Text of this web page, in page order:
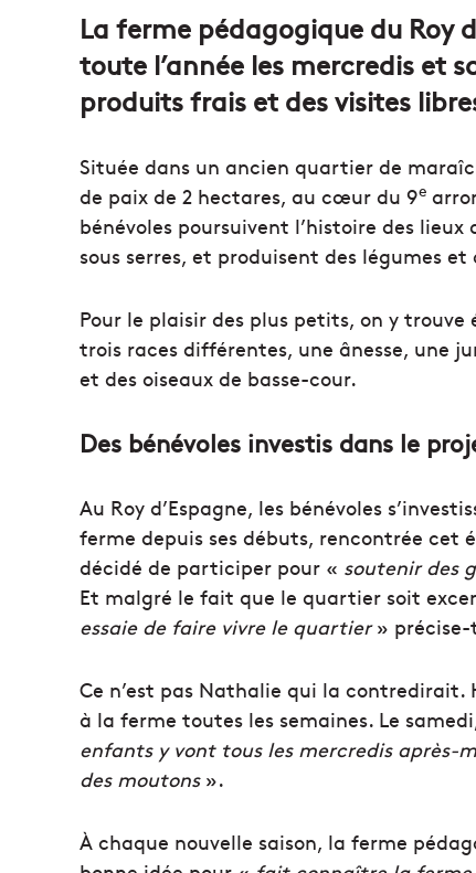
La ferme pédagogique du Roy
toute l’année les mercredis et
produits frais et des visites
Située dans un ancien quartier de
de paix de 2 hectares, au cœur du 9e
bénévoles poursuivent l’histoire des
sous serres, et produisent des légumes
Pour le plaisir des plus petits, on y trouve
trois races différentes, une ânesse, une
et des oiseaux de basse-cour.
Des bénévoles investis dans le
Au Roy d’Espagne, les bénévoles
ferme depuis ses débuts, rencontrée cet
décidé de participer pour « soutenir des
Et malgré le fait que le quartier soit
essaie de faire vivre le quartier»
Ce n’est pas Nathalie qui la
à la ferme toutes les semaines. Le
enfants y vont tous les mercredis après-
des moutons».
À chaque nouvelle saison, la ferme